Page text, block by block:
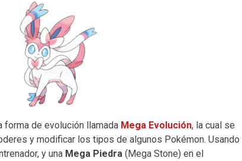
forma de evolución llamada Mega Evolución, la cual se
y modificar los tipos de algunos Pokémon. Usando
y una Mega Piedra(Mega Stone) en el